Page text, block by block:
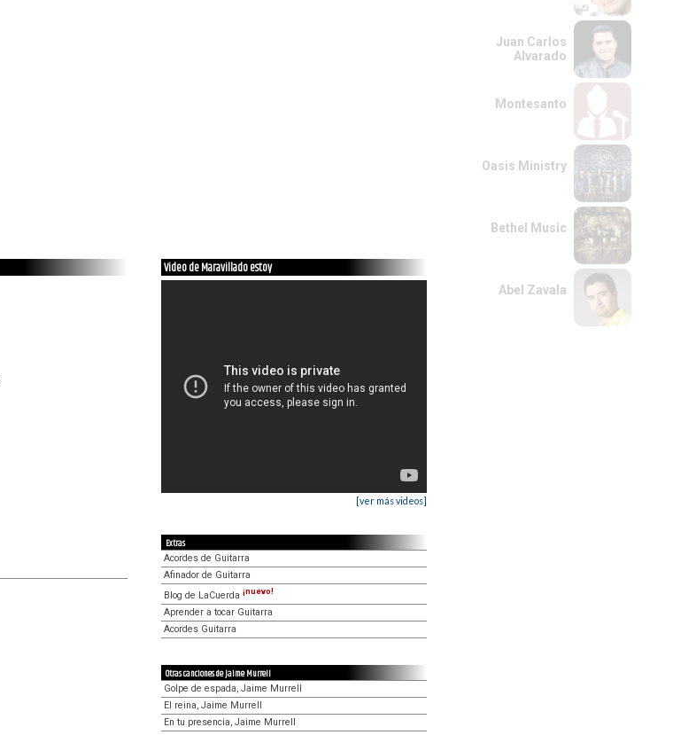
Video de Maravillado estoy
[ver más videos]
Extras
Acordes de Guitarra
Afinador de Guitarra
Blog de LaCuerda ¡nuevo!
Aprender a tocar Guitarra
Acordes Guitarra
Otras canciones de Jaime Murrell
Golpe de espada, Jaime Murrell
El reina, Jaime Murrell
En tu presencia, Jaime Murrell
Juan Carlos
Alvarado
Montesanto
Oasis Ministry
Bethel Music
Abel Zavala